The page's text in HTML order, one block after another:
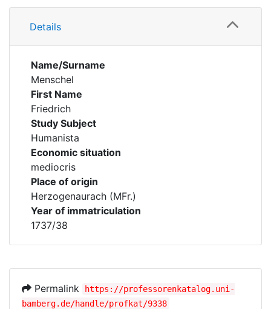
Details
Details
Name/Surname
Menschel
First Name
Friedrich
Study Subject
Humanista
Economic situation
mediocris
Place of origin
Herzogenaurach (MFr.)
Year of immatriculation
1737/38
Permalink
https://professorenkatalog.uni-
bamberg.de/handle/profkat/9338